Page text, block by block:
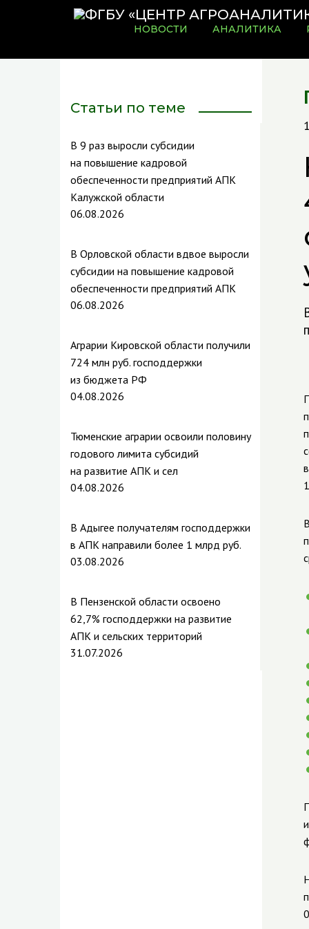
НОВОСТИ АНАЛИТИКА
Статьи по теме
В 9 раз выросли субсидии
на повышение кадровой
обеспеченности предприятий АПК
Калужской области
06.08.2026
В Орловской области вдвое выросли
субсидии на повышение кадровой
обеспеченности предприятий АПК
06.08.2026
Аграрии Кировской области получили
724 млн руб. господдержки
из бюджета РФ
04.08.2026
Тюменские аграрии освоили половину
годового лимита субсидий
на развитие АПК и сел
04.08.2026
В Адыгее получателям господдержки
в АПК направили более 1 млрд руб.
03.08.2026
В Пензенской области освоено
62,7% господдержки на развитие
АПК и сельских территорий
31.07.2026